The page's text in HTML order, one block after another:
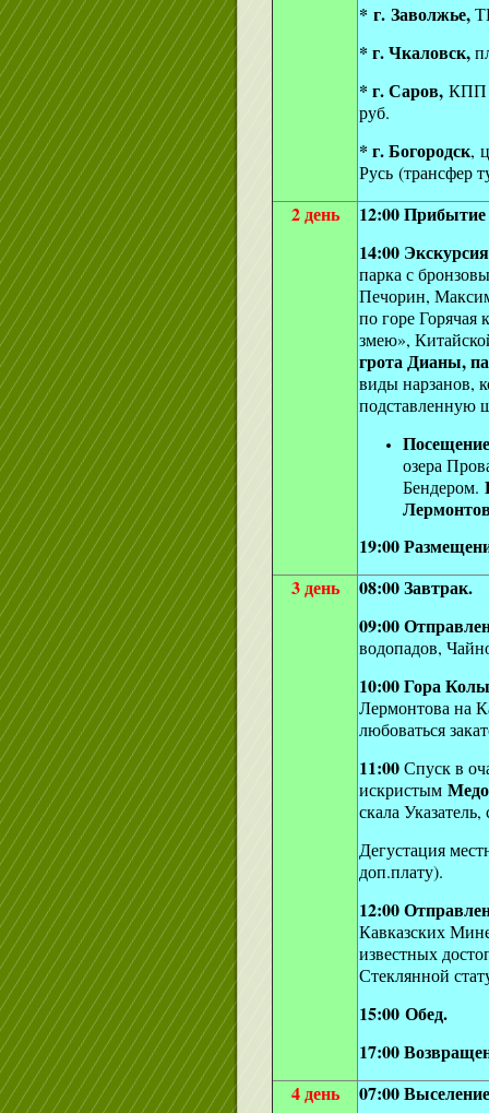
* г. Заволжье,
* г. Чкаловск,
* г. Саров,
руб.
* г. Богородск,
Русь (трансфер
2 день
12:00
14:00
парка с
Печорин,
по горе
змею»,
грота Дианы,
виды нарзанов,
подставленную
озера
Бендером.
19:00
3 день
08:00 Завтрак.
09:00
водопадов,
10:00 Гора
Лермонтова на
любоваться
11:00Спуск в
искристым
скала
Дегустация
доп.плату).
12:00
Кавказских
известных
Стеклянной
15:00 Обед.
17:00
4 день
07:00